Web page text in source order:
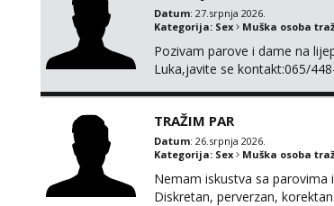
Datum: 27.srpnja 2026.
Kategorija: Sex Muška osoba
Pozivam parove i dame na
Luka,javite se kontakt:065/
TRAŽIM PAR
Datum: 26.srpnja 2026.
Kategorija: Sex Muška osoba
Nemam iskustva sa
Diskretan, perverzan,